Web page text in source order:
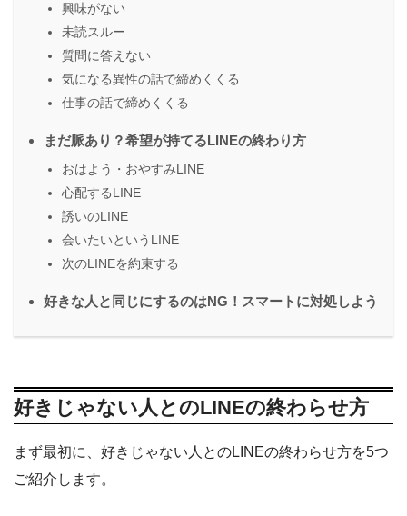
興味がない
未読スルー
質問に答えない
気になる異性の話で締めくくる
仕事の話で締めくくる
まだ脈あり？希望が持てるLINEの終わり方
おはよう・おやすみLINE
心配するLINE
誘いのLINE
会いたいというLINE
次のLINEを約束する
好きな人と同じにするのはNG！スマートに対処しよう
好きじゃない人とのLINEの終わらせ方
まず最初に、好きじゃない人とのLINEの終わらせ方を5つ
ご紹介します。